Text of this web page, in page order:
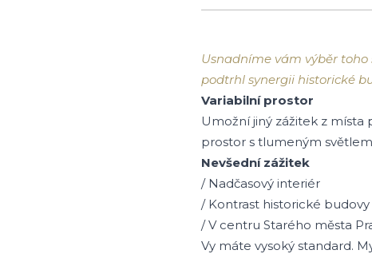
Usnadníme vám výběr
podtrhl synergii historické
Variabilní prostor
Umožní jiný zážitek z místa
prostor s tlumeným
Nevšední zážitek
/ Nadčasový interiér
/ Kontrast historické
/ V centru Starého města
Vy máte vysoký standard.